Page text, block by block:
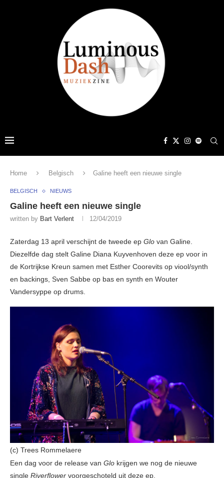
Home Belgisch Galine heeft een nieuwe single
BELGISCH NIEUWS
Galine heeft een nieuwe single
written by Bart Verlent 12/04/2019
Zaterdag 13 april verschijnt de tweede ep Glo van Galine.
Diezelfde dag stelt Galine Diana Kuyvenhoven deze ep voor in
de Kortrijkse Kreun samen met Esther Coorevits op viool/synth
en backings, Sven Sabbe op bas en synth en Wouter
Vandersyppe op drums.
(c) Trees Rommelaere
Een dag voor de release van Glo krijgen we nog de nieuwe
single Riverflower voorgeschoteld uit deze ep.